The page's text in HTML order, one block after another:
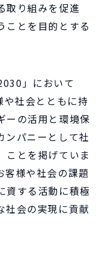
取り組みを促進
ことを目的とする
」において
や社会とともに持
ーの活用と環境保
ンパニーとして社
ことを掲げていま
客様や社会の課題
資する活動に積極
社会の実現に貢献